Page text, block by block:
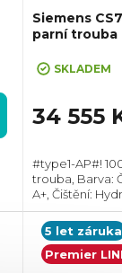
Siemens
parní trouba
SKLADEM
34 555
#type1-AP#!
trouba, Barva:
A+, Čištění:
Vnitřní objem:
Rozměry
5 let záruka
Premier